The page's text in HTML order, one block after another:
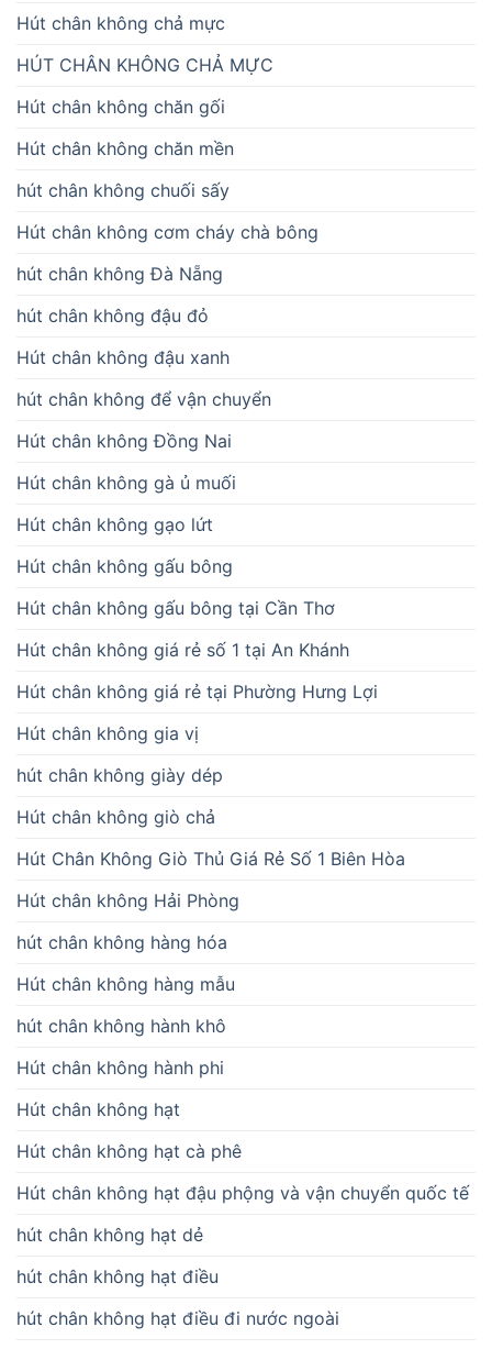
Hút chân không chả mực
HÚT CHÂN KHÔNG CHẢ MỰC
Hút chân không chăn gối
Hút chân không chăn mền
hút chân không chuối sấy
Hút chân không cơm cháy chà bông
hút chân không Đà Nẵng
hút chân không đậu đỏ
Hút chân không đậu xanh
hút chân không để vận chuyển
Hút chân không Đồng Nai
Hút chân không gà ủ muối
Hút chân không gạo lứt
Hút chân không gấu bông
Hút chân không gấu bông tại Cần Thơ
Hút chân không giá rẻ số 1 tại An Khánh
Hút chân không giá rẻ tại Phường Hưng Lợi
Hút chân không gia vị
hút chân không giày dép
Hút chân không giò chả
Hút Chân Không Giò Thủ Giá Rẻ Số 1 Biên Hòa
Hút chân không Hải Phòng
hút chân không hàng hóa
Hút chân không hàng mẫu
hút chân không hành khô
Hút chân không hành phi
Hút chân không hạt
Hút chân không hạt cà phê
Hút chân không hạt đậu phộng và vận chuyển quốc tế
hút chân không hạt dẻ
hút chân không hạt điều
hút chân không hạt điều đi nước ngoài